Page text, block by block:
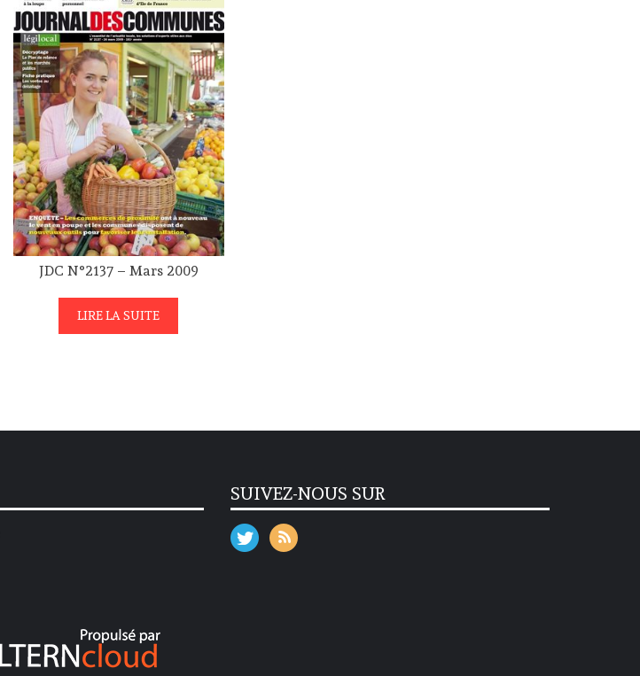
JDC N°2137 – Mars 2009
LIRE LA SUITE
SUIVEZ-NOUS SUR